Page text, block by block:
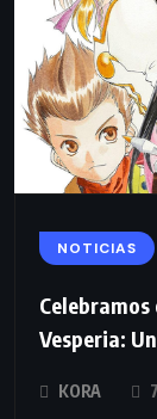
NOTICIAS
Vesperia:
KORA